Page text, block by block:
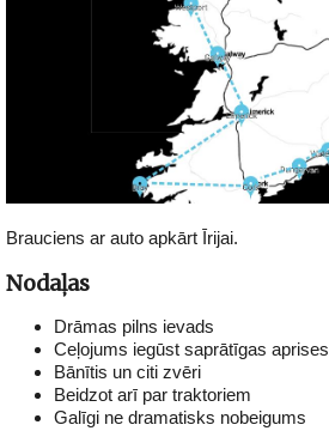
Brauciens ar auto apkārt Īrijai.
Nodaļas
Drāmas pilns ievads
Ceļojums iegūst saprātīgas aprises
Bānītis un citi zvēri
Beidzot arī par traktoriem
Galīgi ne dramatisks nobeigums